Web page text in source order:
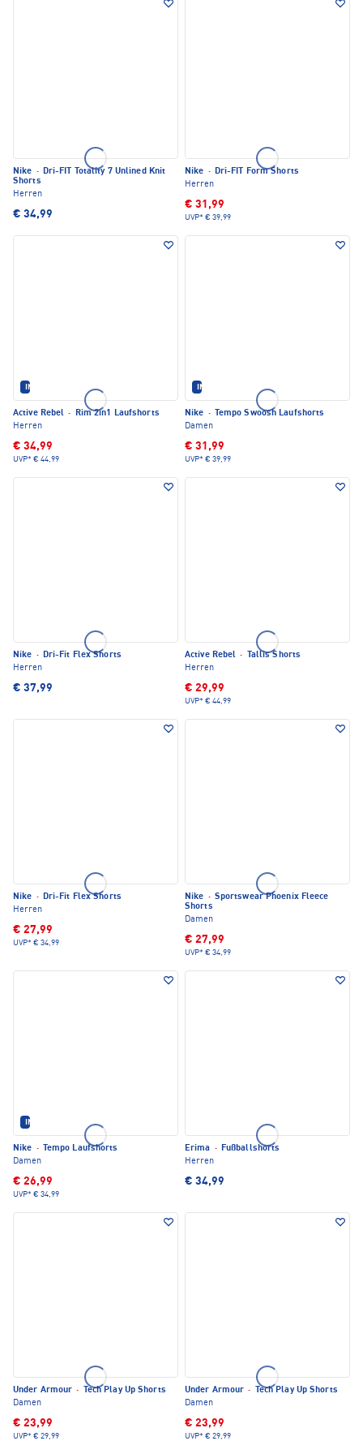
Nike · Dri-FIT Totality 7 Unlined Knit
Shorts
Herren
€ 34,99
Nike · Dri-FIT Form Shorts
Herren
€ 31,99
UVP* € 39,99
IM SET ERHÄLTLICH
Active Rebel ·
Rim 2in1 Laufshorts
Herren
€ 34,99
UVP* € 44,99
IM SET ERHÄLTLICH
Nike ·
Tempo Swoosh Laufshorts
Damen
€ 31,99
UVP* € 39,99
Nike · Dri-Fit Flex Shorts
Herren
€ 37,99
Active Rebel ·
Tallis Shorts
Herren
€ 29,99
UVP* € 44,99
Nike · Dri-Fit Flex Shorts
Herren
€ 27,99
UVP* € 34,99
Nike · Sportswear Phoenix Fleece
Shorts
Damen
€ 27,99
UVP* € 34,99
IM SET ERHÄLTLICH
Nike ·
Tempo Laufshorts
Damen
€ 26,99
UVP* € 34,99
Erima · Fußballshorts
Herren
€ 34,99
Under Armour ·
Tech Play Up Shorts
Damen
€ 23,99
UVP* € 29,99
Under Armour ·
Tech Play Up Shorts
Damen
€ 23,99
UVP* € 29,99